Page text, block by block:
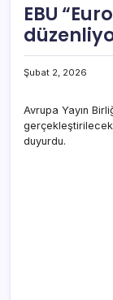
EBU
Şubat 2, 2026
Avrupa Yayın
gerçekleştirilecek
duyurdu.